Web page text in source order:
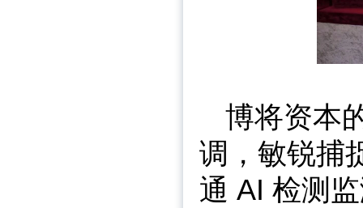
博将资本
调，敏锐捕
通 AI 检测